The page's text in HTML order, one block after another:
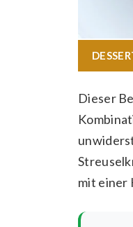
Dieser
mit einer